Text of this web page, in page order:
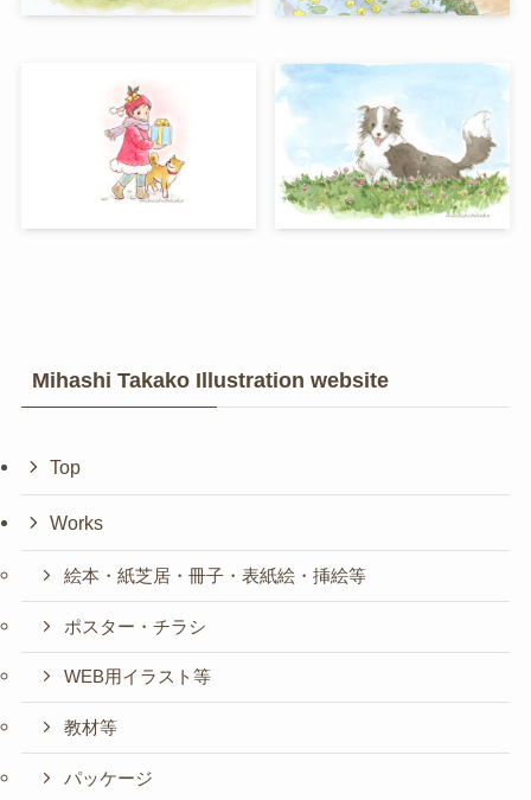
Mihashi Takako Illustration website
Top
Works
絵本・紙芝居・冊子・表紙絵・挿絵等
ポスター・チラシ
WEB用イラスト等
教材等
パッケージ